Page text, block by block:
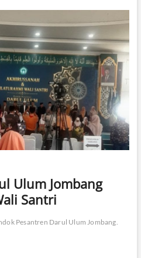
Ulum Jombang
Santri
Pesantren Darul Ulum Jombang.